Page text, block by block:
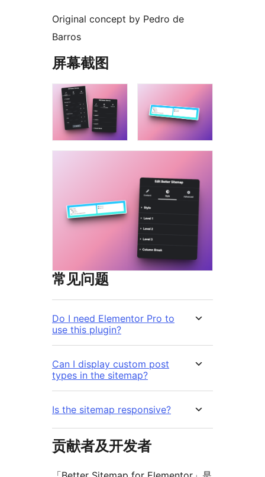
Original concept by Pedro de
Barros
屏幕截图
常见问题
Do I need Elementor Pro to
use this plugin?
Can I display custom post
types in the sitemap?
Is the sitemap responsive?
贡献者及开发者